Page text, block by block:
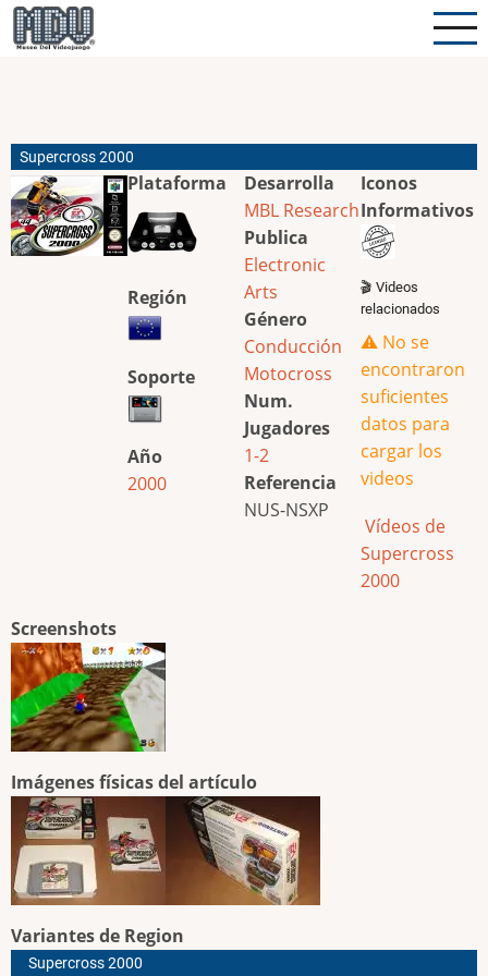
Pasar
al
Supercross 2000
Plataforma
Región
Soporte
Año
2000
Desarrolla
MBL Research
Publica
Electronic
Arts
Género
Conducción
Motocross
Num.
Jugadores
1-2
Referencia
NUS-NSXP
Iconos
Informativos
🎬 Videos
relacionados
⚠️ No se
encontraron
suficientes
datos para
cargar los
videos
Vídeos de
Supercross
2000
Screenshots
Imágenes físicas del artículo
Variantes de Region
Supercross 2000